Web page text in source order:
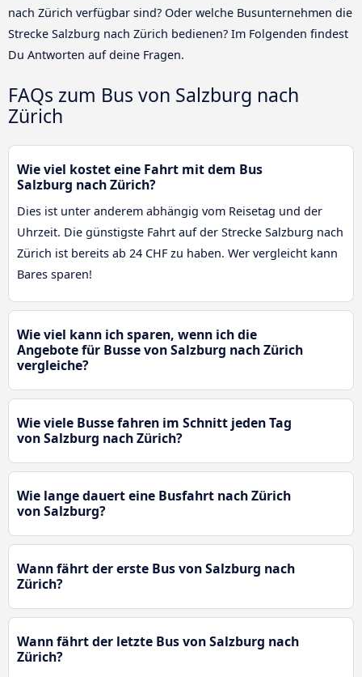
nach Zürich verfügbar sind? Oder welche Busunternehmen die
Strecke Salzburg nach Zürich bedienen? Im Folgenden findest
Du Antworten auf deine Fragen.
FAQs zum Bus von Salzburg nach
Zürich
Wie viel kostet eine Fahrt mit dem Bus
Salzburg nach Zürich?
Dies ist unter anderem abhängig vom Reisetag und der
Uhrzeit. Die günstigste Fahrt auf der Strecke Salzburg nach
Zürich ist bereits ab 24 CHF zu haben. Wer vergleicht kann
Bares sparen!
Wie viel kann ich sparen, wenn ich die
Angebote für Busse von Salzburg nach Zürich
vergleiche?
Wie viele Busse fahren im Schnitt jeden Tag
von Salzburg nach Zürich?
Wie lange dauert eine Busfahrt nach Zürich
von Salzburg?
Wann fährt der erste Bus von Salzburg nach
Zürich?
Wann fährt der letzte Bus von Salzburg nach
Zürich?